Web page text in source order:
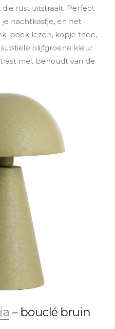
rust uitstraalt. Perfect
nachtkastje, en het
boek lezen, kopje thee,
olijfgroene kleur
met behoudt van de
– bouclé bruin